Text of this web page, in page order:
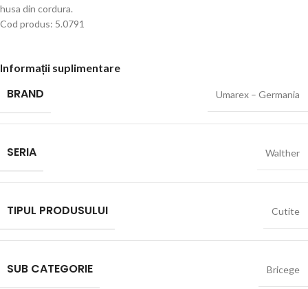
husa din cordura.
Cod produs: 5.0791
Informații suplimentare
BRAND Umarex – Germania
SERIA Walther
TIPUL PRODUSULUI Cutite
SUB CATEGORIE Bricege